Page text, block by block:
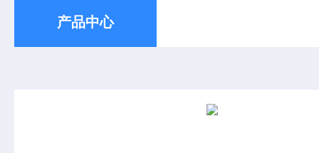
产品中心